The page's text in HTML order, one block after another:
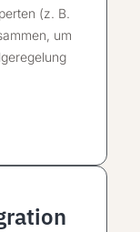
(z. B.
um